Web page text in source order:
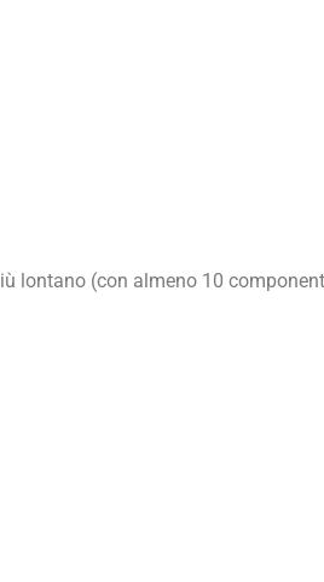
lontano (con almeno 10